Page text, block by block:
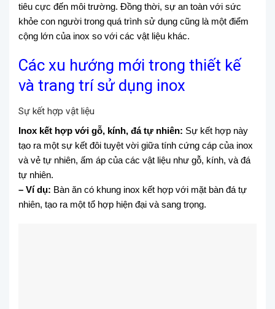
tiêu cực đến môi trường. Đồng thời, sự an toàn với sức
khỏe con người trong quá trình sử dụng cũng là một điểm
cộng lớn của inox so với các vật liệu khác.
Các xu hướng mới trong thiết kế
và trang trí sử dụng inox
Sự kết hợp vật liệu
Inox kết hợp với gỗ, kính, đá tự nhiên: Sự kết hợp này
tạo ra một sự kết đôi tuyệt vời giữa tính cứng cáp của inox
và vẻ tự nhiên, ấm áp của các vật liệu như gỗ, kính, và đá
tự nhiên.
– Ví dụ: Bàn ăn có khung inox kết hợp với mặt bàn đá tự
nhiên, tạo ra một tổ hợp hiện đại và sang trọng.